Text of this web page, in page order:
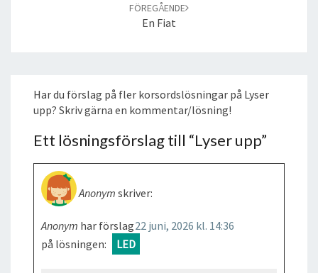
FÖREGÅENDE
En Fiat
Har du förslag på fler korsordslösningar på Lyser
upp? Skriv gärna en kommentar/lösning!
Ett lösningsförslag till “Lyser upp”
Anonym skriver:
22 juni, 2026 kl. 14:36
Anonym har förslag
på lösningen:
LED